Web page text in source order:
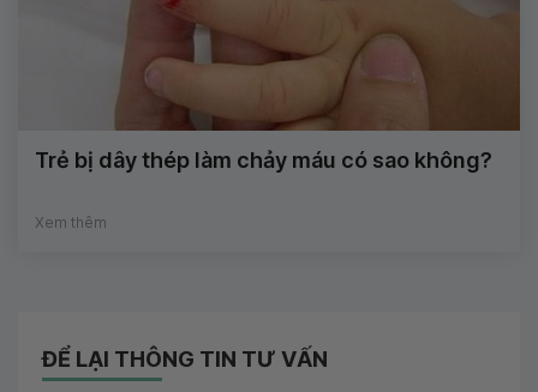
Trẻ bị dây thép làm chảy máu có sao không?
Xem thêm
ĐỂ LẠI THÔNG TIN TƯ VẤN